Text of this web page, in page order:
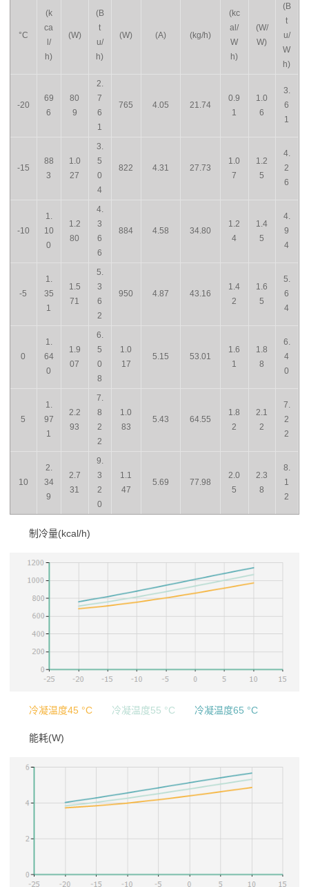
°C
(k
ca
l/
h)
(W)
(B
t
u/
h)
(W) (A) (kg/h)
(kc
al/
W
h)
(W/
W)
(B
t
u/
W
h)
-20
69
6
80
9
2.
7
6
1
765 4.05 21.74
0.9
1
1.0
6
3.
6
1
-15
88
3
1.0
27
3.
5
0
4
822 4.31 27.73
1.0
7
1.2
5
4.
2
6
-10
1.
10
0
1.2
80
4.
3
6
6
884 4.58 34.80
1.2
4
1.4
5
4.
9
4
-5
1.
35
1
1.5
71
5.
3
6
2
950 4.87 43.16
1.4
2
1.6
5
5.
6
4
0
1.
64
0
1.9
07
6.
5
0
8
1.0
17
5.15 53.01
1.6
1
1.8
8
6.
4
0
5
1.
97
1
2.2
93
7.
8
2
2
1.0
83
5.43 64.55
1.8
2
2.1
2
7.
2
2
10
2.
34
9
2.7
31
9.
3
2
0
1.1
47
5.69 77.98
2.0
5
2.3
8
8.
1
2
制冷量(kcal/h)
冷凝温度45 °C 冷凝温度55 °C 冷凝温度65 °C
能耗(W)